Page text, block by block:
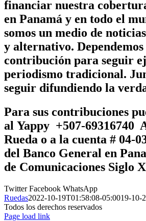
financiar nuestra
en Panamá y en todo el
somos un medio de
y alternativo. Dependemos
contribución para seguir
periodismo tradicional.
seguir difundiendo la
Para sus contribuciones
al Yappy +507-69316740
Rueda o a la cuenta # 04-
del Banco General en
de Comunicaciones Siglo
TwitterFacebook WhatsApp
Ruedas2022-10-19T01:58:08-05:0019-10-
Todos los derechos reservados
Page load link